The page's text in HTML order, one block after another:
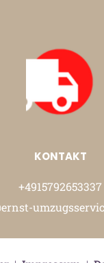
KONTAKT
+4915792653337